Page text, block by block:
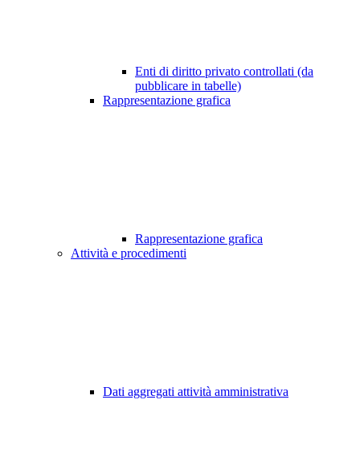
Enti di diritto privato controllati (da
pubblicare in tabelle)
Rappresentazione grafica
Rappresentazione grafica
Attività e procedimenti
Dati aggregati attività amministrativa